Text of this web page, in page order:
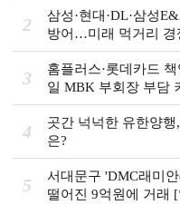
2
삼성·현대·DL·삼성
방어…미래 먹거리 경
3
홈플러스·롯데카드
일 MBK 부회장 부담
4
곳간 넉넉한 유한양
은?
5
서대문구 'DMC래미
떨어진 9억원에 거래